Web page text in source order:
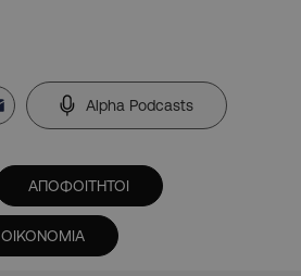
Alpha Podcasts
ΑΠΟΦΟΙΤΗΤΟΙ
ΟΙΚΟΝΟΜΙΑ